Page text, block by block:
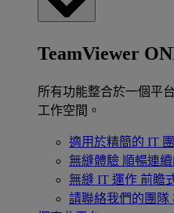
TeamViewer
所有功能整合於一個平
工作空間。
適用於精簡的 IT
無縫體驗 順暢連
無縫 IT 運作 前瞻
請聯絡我們的團隊